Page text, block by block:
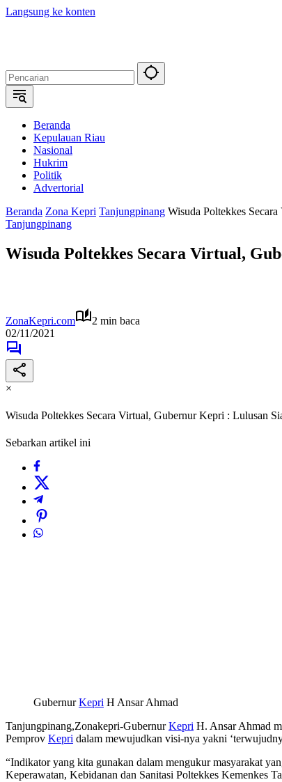
Langsung ke konten
Beranda
Kepulauan Riau
Nasional
Hukrim
Politik
Advertorial
Beranda Zona Kepri Tanjungpinang Wisuda Poltekkes
Tanjungpinang
Wisuda Poltekkes Secara Virtual,
ZonaKepri.com
2 min baca
02/11/2021
×
Wisuda Poltekkes Secara Virtual, Gubernur Kepri : Lulusan
Sebarkan artikel ini
GubernurKepri H Ansar Ahmad
Tanjungpinang,Zonakepri-GubernurKepri H. Ansar Ahmad
Pemprov Kepri dalam mewujudkan visi-nya yakni
“Indikator yang kita gunakan dalam mengukur masyarakat
Keperawatan, Kebidanan dan Sanitasi Poltekkes Kemenkes